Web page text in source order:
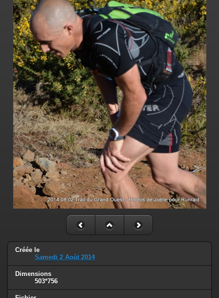
Créée le
Samedi 2 Août 2014
Dimensions
503*756